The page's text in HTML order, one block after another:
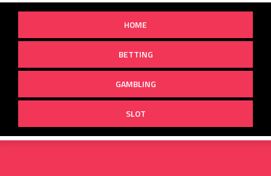
HOME
BETTING
GAMBLING
SLOT